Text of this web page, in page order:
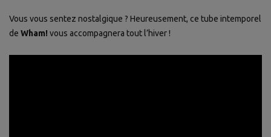
Vous vous sentez nostalgique ? Heureusement, ce tube intemporel
de Wham! vous accompagnera tout l’hiver !